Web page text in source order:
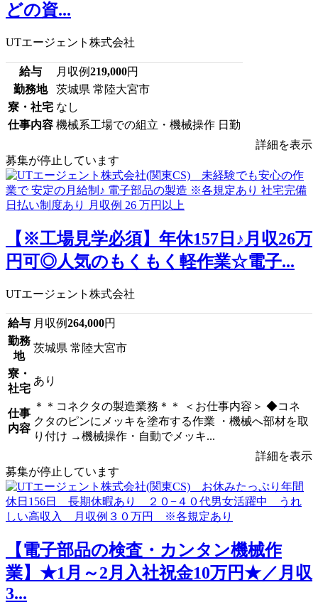
どの資...
UTエージェント株式会社
給与 月収例219,000円
勤務地
茨城県 常陸大宮市
寮・社宅 なし
仕事内容 機械系工場での組立・機械操作 日勤
詳細を表示
募集が停止しています
【※工場見学必須】年休157日♪月収26万
円可◎人気のもくもく軽作業☆電子...
UTエージェント株式会社
給与 月収例264,000円
勤務
地
茨城県 常陸大宮市
寮・
社宅
あり
仕事
内容
＊＊コネクタの製造業務＊＊ ＜お仕事内容＞ ◆コネ
クタのピンにメッキを塗布する作業 ・機械へ部材を取
り付け →機械操作・自動でメッキ...
詳細を表示
募集が停止しています
【電子部品の検査・カンタン機械作
業】★1月～2月入社祝金10万円★／月収
3...